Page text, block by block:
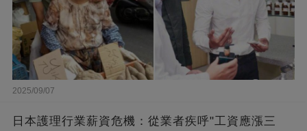
2025/09/07
日本護理行業薪資危機：從業者疾呼"工資應漲三